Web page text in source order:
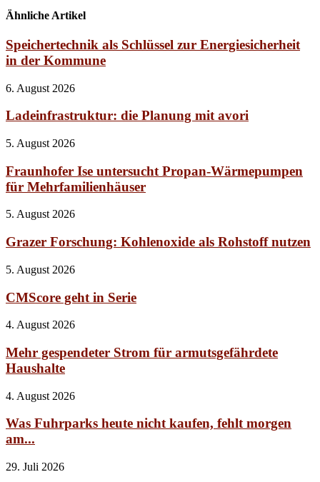
Ähnliche Artikel
Speichertechnik als Schlüssel zur Energiesicherheit
in der Kommune
6. August 2026
Ladeinfrastruktur: die Planung mit avori
5. August 2026
Fraunhofer Ise untersucht Propan-Wärmepumpen
für Mehrfamilienhäuser
5. August 2026
Grazer Forschung: Kohlenoxide als Rohstoff nutzen
5. August 2026
CMScore geht in Serie
4. August 2026
Mehr gespendeter Strom für armutsgefährdete
Haushalte
4. August 2026
Was Fuhrparks heute nicht kaufen, fehlt morgen
am...
29. Juli 2026